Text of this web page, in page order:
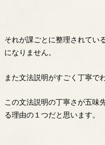
それが課ごとに整理されてい
になりません。
また文法説明がすごく丁寧で
この文法説明の丁寧さが五味
る理由の１つだと思います。